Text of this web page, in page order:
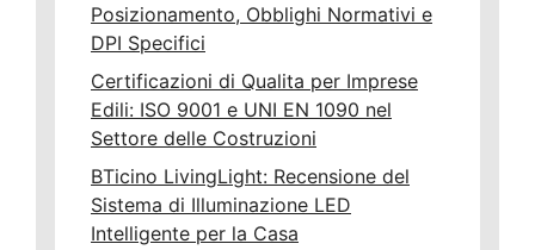
Posizionamento, Obblighi Normativi e
DPI Specifici
Certificazioni di Qualita per Imprese
Edili: ISO 9001 e UNI EN 1090 nel
Settore delle Costruzioni
BTicino LivingLight: Recensione del
Sistema di Illuminazione LED
Intelligente per la Casa